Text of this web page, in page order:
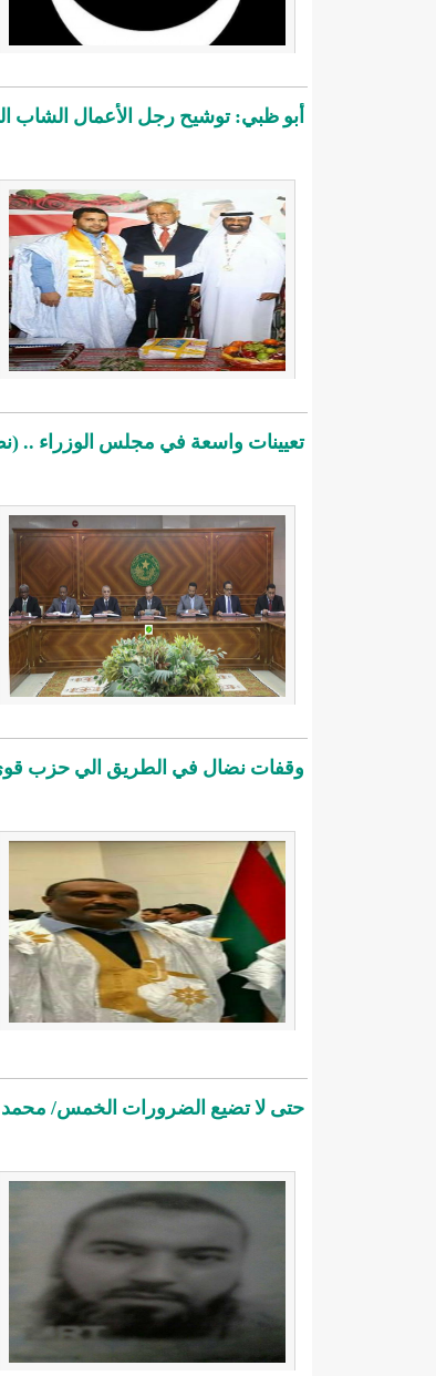
أبو ظبي: توشيح رجل الأعمال الشاب
تعيينات واسعة في مجلس الوزراء ..
وقفات نضال في الطريق الي حزب
حتى لا تضيع الضرورات الخمس/ محمد